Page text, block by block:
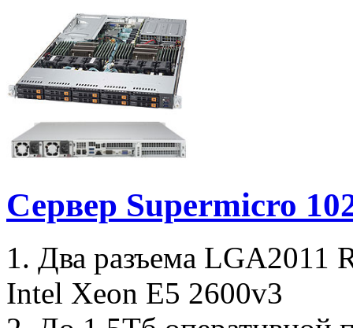
Сервер Supermicro
1. Два разъема LGA2011
Intel Xeon E5 2600v3